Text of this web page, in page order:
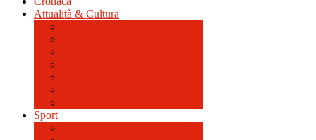
Attualità & Cultura
Sport